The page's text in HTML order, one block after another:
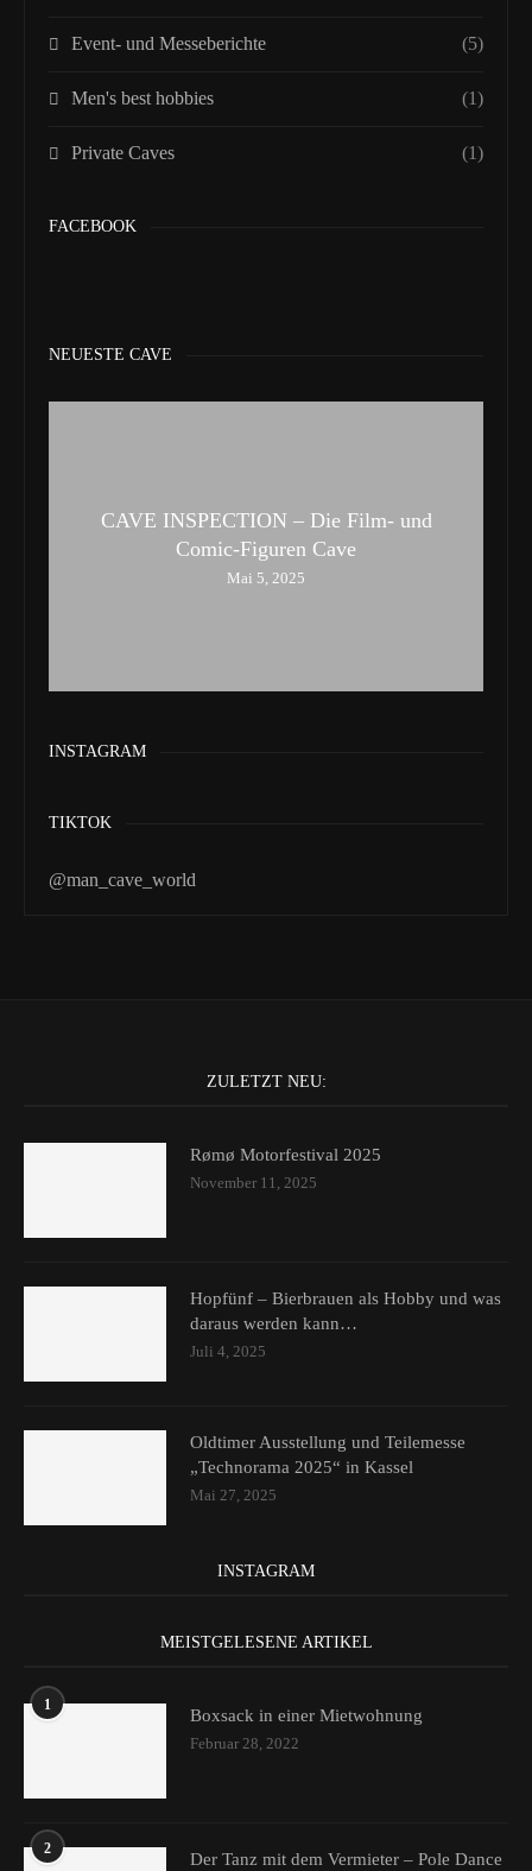
Event- und Messeberichte (5)
Men's best hobbies (1)
Private Caves (1)
FACEBOOK
NEUESTE CAVE
CAVE INSPECTION – Die Film- und
Comic-Figuren Cave
Mai 5, 2025
INSTAGRAM
TIKTOK
@man_cave_world
ZULETZT NEU:
Rømø Motorfestival 2025
November 11, 2025
Hopfünf – Bierbrauen als Hobby und was
daraus werden kann…
Juli 4, 2025
Oldtimer Ausstellung und Teilemesse
„Technorama 2025“ in Kassel
Mai 27, 2025
INSTAGRAM
MEISTGELESENE ARTIKEL
1
Boxsack in einer Mietwohnung
Februar 28, 2022
2
Der Tanz mit dem Vermieter – Pole Dance